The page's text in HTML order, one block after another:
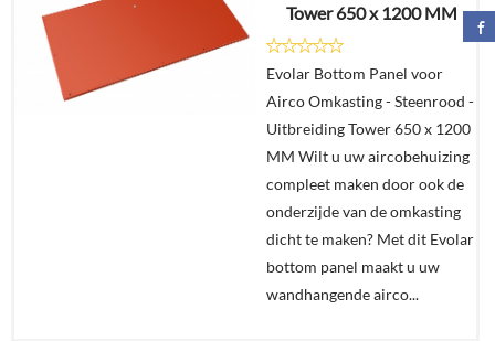
winkelmand
Tower 650 x 1200 MM
Evolar Bottom Panel voor
Airco Omkasting - Steenrood -
Uitbreiding Tower 650 x 1200
MM Wilt u uw aircobehuizing
compleet maken door ook de
onderzijde van de omkasting
dicht te maken? Met dit Evolar
bottom panel maakt u uw
wandhangende airco...